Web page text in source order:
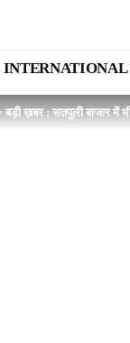
INTERNATIONAL
बड़ी ख़बर : सतपुली बाजार